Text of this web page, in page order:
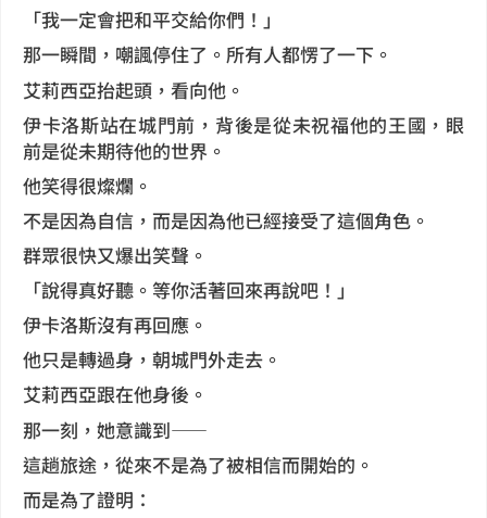
「我一定會把和平交給你們！」
那一瞬間，嘲諷停住了。所有人都愣了一下。
艾莉西亞抬起頭，看向他。
伊卡洛斯站在城門前，背後是從未祝福他的王國，眼
前是從未期待他的世界。
他笑得很燦爛。
不是因為自信，而是因為他已經接受了這個角色。
群眾很快又爆出笑聲。
「說得真好聽。等你活著回來再說吧！」
伊卡洛斯沒有再回應。
他只是轉過身，朝城門外走去。
艾莉西亞跟在他身後。
那一刻，她意識到——
這趟旅途，從來不是為了被相信而開始的。
而是為了證明：